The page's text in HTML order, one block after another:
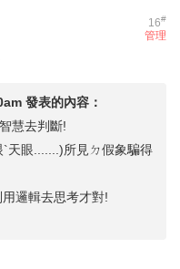
16#
管理
發表的內容：
慧去判斷!
天眼.......)所見ㄉ假象騙得
邏輯去思考才對!